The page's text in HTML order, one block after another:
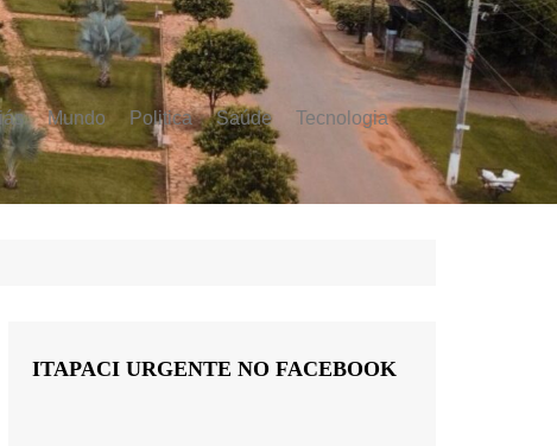
Mundo Politica Saúde Tecnologia
ITAPACI URGENTE NO FACEBOOK